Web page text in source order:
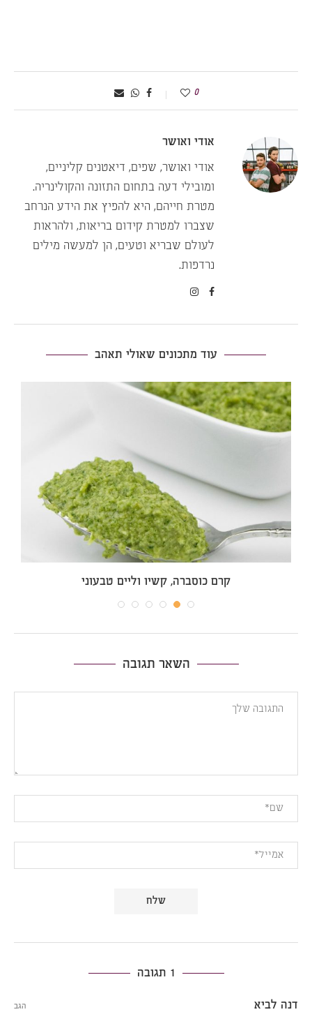
0
אודי ואושר
אודי ואושר, שפים, דיאטנים קליניים,
ומובילי דעה בתחום התזונה והקולינריה.
מטרת חייהם, היא להפיץ את הידע הנרחב
שצברו למטרת קידום בריאות, ולהראות
לעולם שבריא וטעים, הן למעשה מילים
נרדפות.
עוד מתכונים שאולי תאהב
קרם כוסברה, קשיו וליים טבעוני
השאר תגובה
1 תגובה
דנה לביא הגב